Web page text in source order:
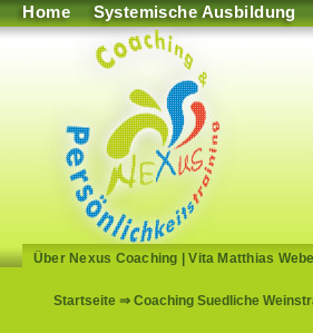
Home Systemische Ausbildung
Über Nexus Coaching |Vita Matthias
Startseite ⇒ Coaching Suedliche